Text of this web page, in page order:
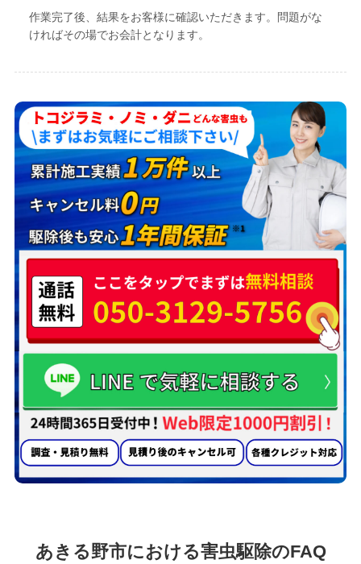
作業完了後、結果をお客様に確認いただきます。問題がな
ければその場でお会計となります。
あきる野市における害虫駆除のFAQ